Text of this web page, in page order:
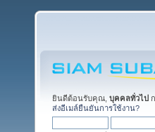
ยินดีต้อนรับคุณ, บุคคลทั่วไป
ส่งอีเมล์ยืนยันการใช้งาน?